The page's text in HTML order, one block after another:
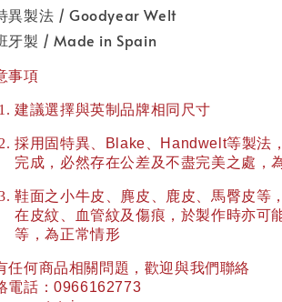
異製法 / Goodyear Welt
牙製 / Made in Spain
事項
建議選擇與英制品牌相同尺寸
採用固特異、 Blake Handwelt等製法
完成，必然存在公差及不盡完美之處，
鞋面之小牛皮、麂皮、鹿皮、馬臀皮等
在皮紋、血管紋及傷痕，於製作時亦可
等，為正常情形
任何商品相關問題，歡迎與我們聯絡
電話：0966162773